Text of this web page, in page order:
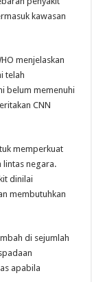
kawasan
menjelaskan
telah
belum memenuhi
CNN
memperkuat
lintas negara.
dinilai
membutuhkan
di sejumlah
apabila